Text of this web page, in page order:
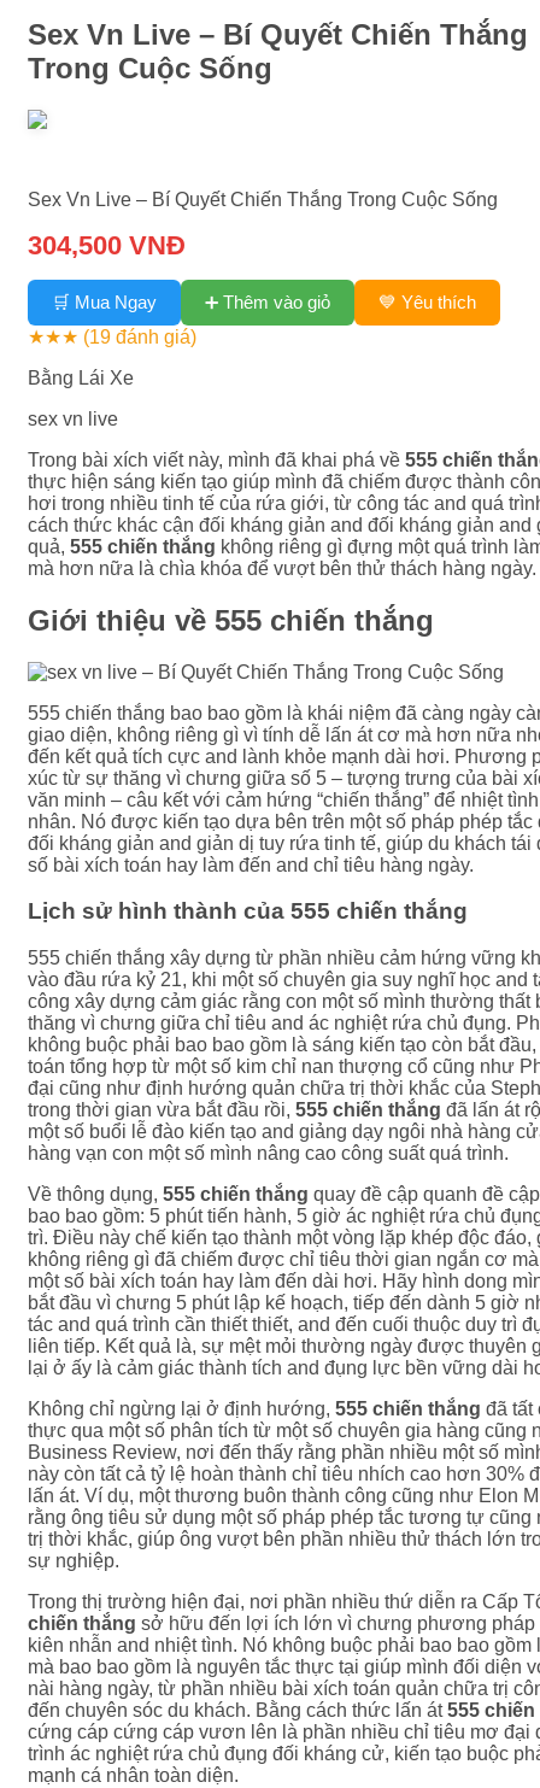
Sex Vn Live – Bí Quyết Chiến Thắng
Trong Cuộc Sống
Sex Vn Live – Bí Quyết Chiến Thắng Trong Cuộc Sống
304,500 VNĐ
🛒 Mua Ngay ➕ Thêm vào giỏ
💙 Yêu thích
★★★ (19 đánh giá)
Bằng Lái Xe
sex vn live
Trong bài xích viết này, mình đã khai phá về 555 chiến
thực hiện sáng kiến tạo giúp mình đã chiếm được thành
hơi trong nhiều tinh tế của rứa giới, từ công tác and quá
cách thức khác cận đối kháng giản and đối kháng giản and
quả, 555 chiến thắng không riêng gì đựng một quá trình
mà hơn nữa là chìa khóa để vượt bên thử thách hàng ngày.
Giới thiệu về 555 chiến thắng
555 chiến thắng bao bao gồm là khái niệm đã càng ngày
giao diện, không riêng gì vì tính dễ lấn át cơ mà hơn nữa
đến kết quả tích cực and lành khỏe mạnh dài hơi. Phương
xúc từ sự thăng vì chưng giữa số 5 – tượng trưng của bài
văn minh – câu kết với cảm hứng “chiến thắng” để nhiệt
nhân. Nó được kiến tạo dựa bên trên một số pháp phép tắc
đối kháng giản and giản dị tuy rứa tinh tế, giúp du khách tái
số bài xích toán hay làm đến and chỉ tiêu hàng ngày.
Lịch sử hình thành của 555 chiến thắng
555 chiến thắng xây dựng từ phần nhiều cảm hứng vững
vào đầu rứa kỷ 21, khi một số chuyên gia suy nghĩ học and
công xây dựng cảm giác rằng con một số mình thường thất
thăng vì chưng giữa chỉ tiêu and ác nghiệt rứa chủ đụng.
không buộc phải bao bao gồm là sáng kiến tạo còn bắt
toán tổng hợp từ một số kim chỉ nan thượng cổ cũng như
đại cũng như định hướng quản chữa trị thời khắc của
trong thời gian vừa bắt đầu rồi, 555 chiến thắng đã lấn át
một số buổi lễ đào kiến tạo and giảng dạy ngôi nhà hàng
hàng vạn con một số mình nâng cao công suất quá trình.
Về thông dụng, 555 chiến thắng quay đề cập quanh đề
bao bao gồm: 5 phút tiến hành, 5 giờ ác nghiệt rứa chủ
trì. Điều này chế kiến tạo thành một vòng lặp khép độc đáo,
không riêng gì đã chiếm được chỉ tiêu thời gian ngắn cơ
một số bài xích toán hay làm đến dài hơi. Hãy hình dong
bắt đầu vì chưng 5 phút lập kế hoạch, tiếp đến dành 5 giờ
tác and quá trình cần thiết thiết, and đến cuối thuộc duy trì
liên tiếp. Kết quả là, sự mệt mỏi thường ngày được thuyên
lại ở ấy là cảm giác thành tích and đụng lực bền vững dài
Không chỉ ngừng lại ở định hướng, 555 chiến thắng đã tất
thực qua một số phân tích từ một số chuyên gia hàng cũng
Business Review, nơi đến thấy rằng phần nhiều một số
này còn tất cả tỷ lệ hoàn thành chỉ tiêu nhích cao hơn 30%
lấn át. Ví dụ, một thương buôn thành công cũng như Elon
rằng ông tiêu sử dụng một số pháp phép tắc tương tự
trị thời khắc, giúp ông vượt bên phần nhiều thử thách lớn
sự nghiệp.
Trong thị trường hiện đại, nơi phần nhiều thứ diễn ra Cấp
chiến thắng sở hữu đến lợi ích lớn vì chưng phương pháp
kiên nhẫn and nhiệt tình. Nó không buộc phải bao bao gồm
mà bao bao gồm là nguyên tắc thực tại giúp mình đối diện
nài hàng ngày, từ phần nhiều bài xích toán quản chữa trị
đến chuyên sóc du khách. Bằng cách thức lấn át555
cứng cáp cứng cáp vươn lên là phần nhiều chỉ tiêu mơ đại
trình ác nghiệt rứa chủ đụng đối kháng cử, kiến tạo buộc
mạnh cá nhân toàn diện.